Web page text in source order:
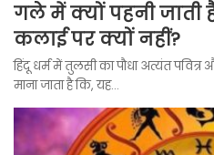
गले में क्यों पहनी जाती
कलाई पर क्यों नहीं?
हिंदू धर्म में तुलसी का पौधा अत्यंत पवित्र
माना जाता है कि, यह…